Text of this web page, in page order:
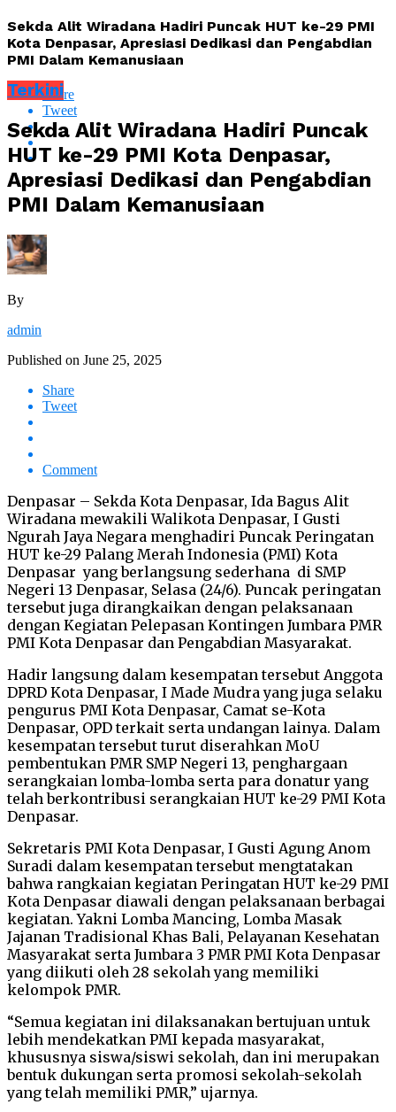
Sekda Alit Wiradana Hadiri Puncak HUT ke-29 PMI
Kota Denpasar, Apresiasi Dedikasi dan Pengabdian
PMI Dalam Kemanusiaan
Share
Tweet
Terkini
Sekda Alit Wiradana Hadiri Puncak
HUT ke-29 PMI Kota Denpasar,
Apresiasi Dedikasi dan Pengabdian
PMI Dalam Kemanusiaan
By
admin
Published on June 25, 2025
Share
Tweet
Comment
Denpasar – Sekda Kota Denpasar, Ida Bagus Alit
Wiradana mewakili Walikota Denpasar, I Gusti
Ngurah Jaya Negara menghadiri Puncak Peringatan
HUT ke-29 Palang Merah Indonesia (PMI) Kota
Denpasar yang berlangsung sederhana di SMP
Negeri 13 Denpasar, Selasa (24/6). Puncak peringatan
tersebut juga dirangkaikan dengan pelaksanaan
dengan Kegiatan Pelepasan Kontingen Jumbara PMR
PMI Kota Denpasar dan Pengabdian Masyarakat.
Hadir langsung dalam kesempatan tersebut Anggota
DPRD Kota Denpasar, I Made Mudra yang juga selaku
pengurus PMI Kota Denpasar, Camat se-Kota
Denpasar, OPD terkait serta undangan lainya. Dalam
kesempatan tersebut turut diserahkan MoU
pembentukan PMR SMP Negeri 13, penghargaan
serangkaian lomba-lomba serta para donatur yang
telah berkontribusi serangkaian HUT ke-29 PMI Kota
Denpasar.
Sekretaris PMI Kota Denpasar, I Gusti Agung Anom
Suradi dalam kesempatan tersebut mengtatakan
bahwa rangkaian kegiatan Peringatan HUT ke-29 PMI
Kota Denpasar diawali dengan pelaksanaan berbagai
kegiatan. Yakni Lomba Mancing, Lomba Masak
Jajanan Tradisional Khas Bali, Pelayanan Kesehatan
Masyarakat serta Jumbara 3 PMR PMI Kota Denpasar
yang diikuti oleh 28 sekolah yang memiliki
kelompok PMR.
“Semua kegiatan ini dilaksanakan bertujuan untuk
lebih mendekatkan PMI kepada masyarakat,
khususnya siswa/siswi sekolah, dan ini merupakan
bentuk dukungan serta promosi sekolah-sekolah
yang telah memiliki PMR,” ujarnya.